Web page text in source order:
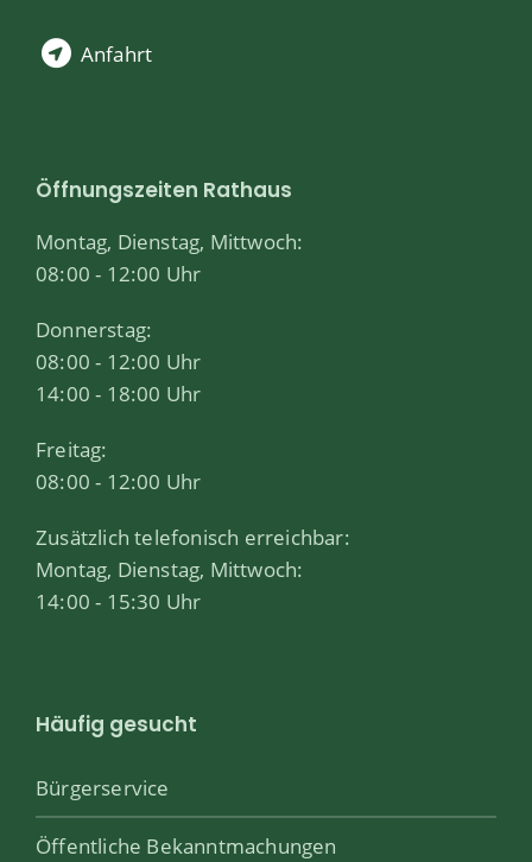
Anfahrt
Öffnungszeiten Rathaus
Montag, Dienstag, Mittwoch:
08:00 - 12:00 Uhr
Donnerstag:
08:00 - 12:00 Uhr
14:00 - 18:00 Uhr
Freitag:
08:00 - 12:00 Uhr
Zusätzlich telefonisch erreichbar:
Montag, Dienstag, Mittwoch:
14:00 - 15:30 Uhr
Häufig gesucht
Bürgerservice
Öffentliche Bekanntmachungen